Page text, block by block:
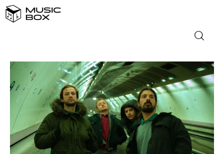
NASLOVNICA
DOMAĆA GLAZBA
STRANA GLAZBA
FILM